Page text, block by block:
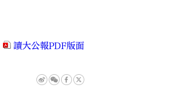
讀大公報PDF版面